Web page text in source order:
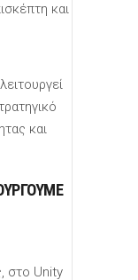
και
και
στο Unity